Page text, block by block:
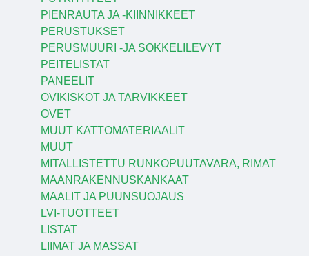
PIENRAUTA JA -KIINNIKKEET
PERUSTUKSET
PERUSMUURI -JA SOKKELILEVYT
PEITELISTAT
PANEELIT
OVIKISKOT JA TARVIKKEET
OVET
MUUT KATTOMATERIAALIT
MUUT
MITALLISTETTU RUNKOPUUTAVARA, RIMAT
MAANRAKENNUSKANKAAT
MAALIT JA PUUNSUOJAUS
LVI-TUOTTEET
LISTAT
LIIMAT JA MASSAT